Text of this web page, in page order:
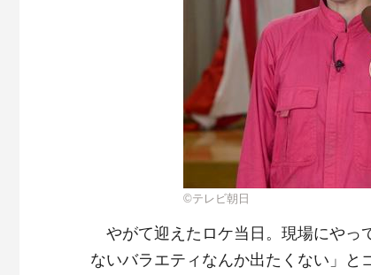
©テレビ朝日
やがて迎えたロケ当日。現場にやっ
ないバラエティなんか出たくない」と